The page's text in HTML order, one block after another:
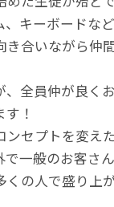
、キーボードな
き合いながら仲
、全員仲が良く
！
ンセプトを変え
で一般のお客さ
くの人で盛り上